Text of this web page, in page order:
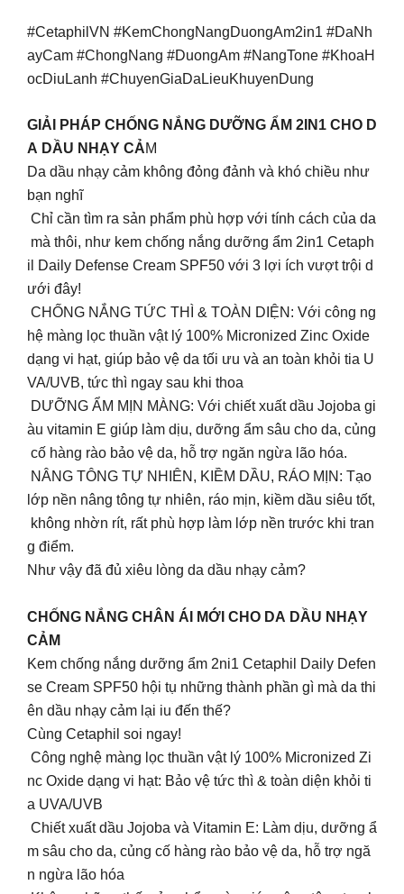
#CetaphilVN #KemChongNangDuongAm2in1 #DaNh
ayCam #ChongNang #DuongAm #NangTone #KhoaH
ocDiuLanh #ChuyenGiaDaLieuKhuyenDung
GIẢI PHÁP CHỐNG NẮNG DƯỠNG ẨM 2IN1 CHO D
A DẦU NHẠY CẢM
Da dầu nhạy cảm không đỏng đảnh và khó chiều như
bạn nghĩ
Chỉ cần tìm ra sản phẩm phù hợp với tính cách của da
mà thôi, như kem chống nắng dưỡng ẩm 2in1 Cetaph
il Daily Defense Cream SPF50 với 3 lợi ích vượt trội d
ưới đây!
CHỐNG NẮNG TỨC THÌ & TOÀN DIỆN: Với công ng
hệ màng lọc thuần vật lý 100% Micronized Zinc Oxide
dạng vi hạt, giúp bảo vệ da tối ưu và an toàn khỏi tia U
VA/UVB, tức thì ngay sau khi thoa
DƯỠNG ẨM MỊN MÀNG: Với chiết xuất dầu Jojoba gi
àu vitamin E giúp làm dịu, dưỡng ẩm sâu cho da, củng
cố hàng rào bảo vệ da, hỗ trợ ngăn ngừa lão hóa.
NÂNG TÔNG TỰ NHIÊN, KIỀM DẦU, RÁO MỊN: Tạo
lớp nền nâng tông tự nhiên, ráo mịn, kiềm dầu siêu tốt,
không nhờn rít, rất phù hợp làm lớp nền trước khi tran
g điểm.
Như vậy đã đủ xiêu lòng da dầu nhạy cảm?
CHỐNG NẮNG CHÂN ÁI MỚI CHO DA DẦU NHẠY
CẢM
Kem chống nắng dưỡng ẩm 2ni1 Cetaphil Daily Defen
se Cream SPF50 hội tụ những thành phần gì mà da thi
ên dầu nhạy cảm lại iu đến thế?
Cùng Cetaphil soi ngay!
Công nghệ màng lọc thuần vật lý 100% Micronized Zi
nc Oxide dạng vi hạt: Bảo vệ tức thì & toàn diện khỏi ti
a UVA/UVB
Chiết xuất dầu Jojoba và Vitamin E: Làm dịu, dưỡng ẩ
m sâu cho da, củng cố hàng rào bảo vệ da, hỗ trợ ngă
n ngừa lão hóa